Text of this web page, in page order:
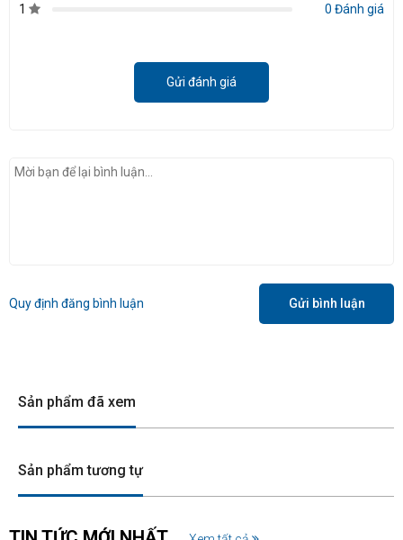
1
0 Đánh giá
Gửi đánh giá
Quy định đăng bình luận Gửi bình luận
Sản phẩm đã xem
Sản phẩm tương tự